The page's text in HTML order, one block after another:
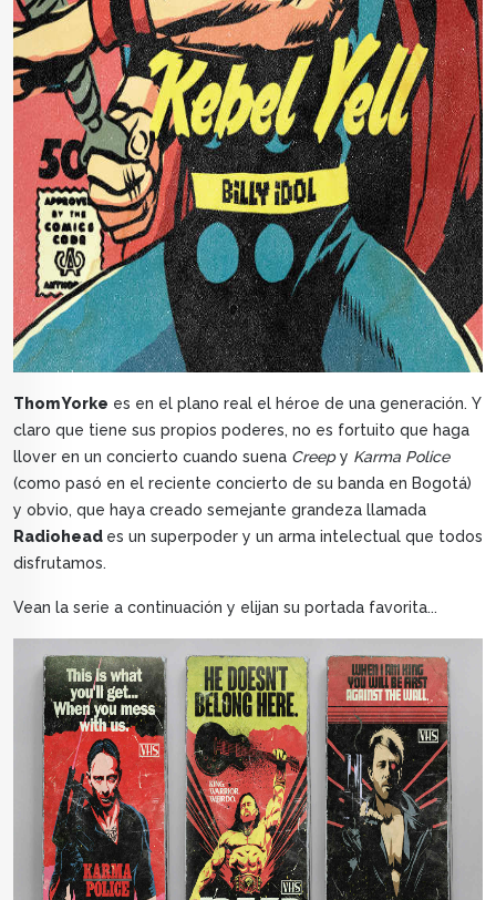
Thom Yorke es en el plano real el héroe de una generación. Y
claro que tiene sus propios poderes, no es fortuito que haga
llover en un concierto cuando suena Creepy Karma Police
(como pasó en el reciente concierto de su banda en Bogotá)
y obvio, que haya creado semejante grandeza llamada
Radiohead es un superpoder y un arma intelectual que todos
disfrutamos.
Vean la serie a continuación y elijan su portada favorita...